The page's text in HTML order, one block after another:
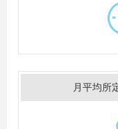
月平均所